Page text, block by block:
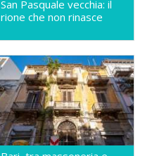
San Pasquale vecchia: il
rione che non rinasce